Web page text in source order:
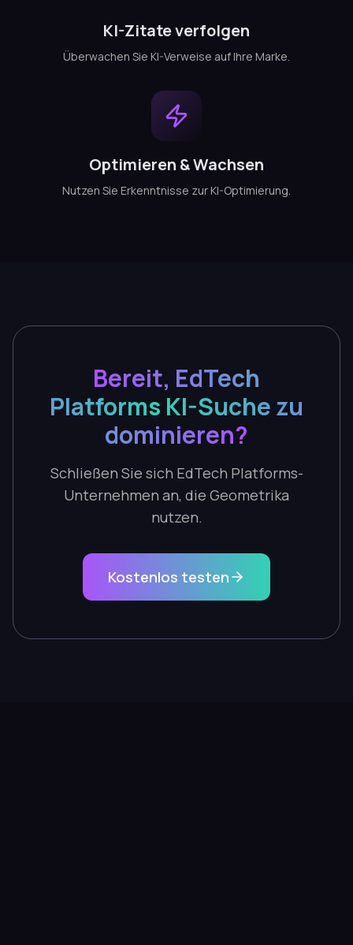
KI-Zitate verfolgen
Überwachen Sie KI-Verweise auf Ihre Marke.
Optimieren & Wachsen
Nutzen Sie Erkenntnisse zur KI-Optimierung.
Bereit, EdTech
Platforms KI-Suche zu
dominieren?
Schließen Sie sich EdTech Platforms-
Unternehmen an, die Geometrika
nutzen.
Kostenlos testen